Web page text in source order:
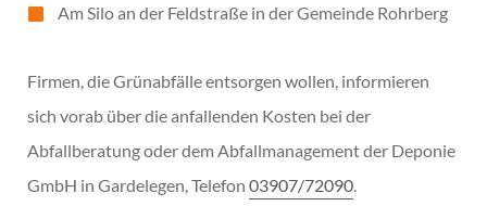
Am Silo an der Feldstraße in der Gemeinde Rohrberg
Firmen, die Grünabfälle entsorgen wollen, informieren
sich vorab über die anfallenden Kosten bei der
Abfallberatung oder dem Abfallmanagement der Deponie
GmbH in Gardelegen, Telefon 03907/72090.